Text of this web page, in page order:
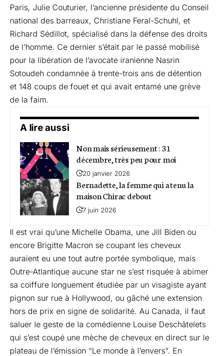
Paris, Julie Couturier, l’ancienne présidente du Conseil
national des barreaux, Christiane Feral-Schuhl, et
Richard Sédillot, spécialisé dans la défense des droits
de l’homme. Ce dernier s’était par le passé mobilisé
pour la libération de l’avocate iranienne Nasrin
Sotoudeh condamnée à trente-trois ans de détention
et 148 coups de fouet et qui avait entamé une grève
de la faim.
A lire aussi
Non mais sérieusement : 31
décembre, très peu pour moi
20 janvier 2026
Bernadette, la femme qui a tenu la
maison Chirac debout
7 juin 2026
Il est vrai qu’une Michelle Obama, une Jill Biden ou
encore Brigitte Macron se coupant les cheveux
auraient eu une tout autre portée symbolique, mais
Outre-Atlantique aucune star ne s’est risquée à abimer
sa coiffure longuement étudiée par un visagiste ayant
pignon sur rue à Hollywood, ou gâché une extension
hors de prix en signe de solidarité. Au Canada, il faut
saluer le geste de la comédienne Louise Deschâtelets
qui s’est coupé une mèche de cheveux en direct sur le
plateau de l’émission “Le monde à l’envers”. En